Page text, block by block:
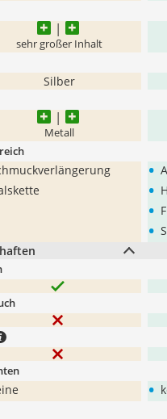
sehr großer Inhalt
Silber
Metall
•
•
•
•
•